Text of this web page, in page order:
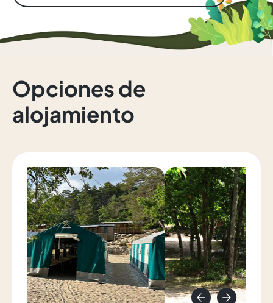
Opciones de
alojamiento